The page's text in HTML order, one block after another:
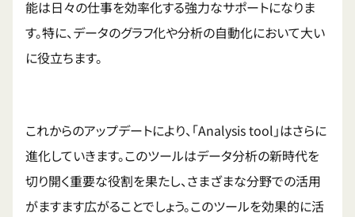
能は日々の仕事を効率化する強力なサポートになりま
す。特に、データのグラフ化や分析の自動化において大い
に役立ちます。
これからのアップデートにより、「Analysis tool」はさらに
進化していきます。このツールはデータ分析の新時代を
切り開く重要な役割を果たし、さまざまな分野での活用
がますます広がることでしょう。このツールを効果的に活